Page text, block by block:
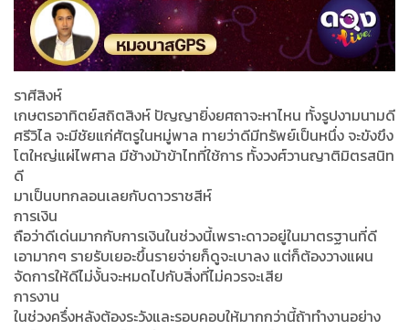
ราศีสิงห์
เกษตรอาทิตย์สถิตสิงห์ ปัญญายิ่งยศถาจะหาไหน ทั้งรูปงามนามดี
ศรีวิไล จะมีชัยแก่ศัตรูในหมู่พาล ทายว่าดีมีทรัพย์เป็นหนึ่ง จะขังขึง
โตใหญ่แผ่ไพศาล มีช้างม้าข้าไทที่ใช้การ ทั้งวงศ์วานญาติมิตรสนิท
ดี
มาเป็นบทกลอนเลยกับดาวราชสีห์
การเงิน
ถือว่าดีเด่นมากกับการเงินในช่วงนี้เพราะดาวอยู่ในมาตรฐานที่ดี
เอามากๆ รายรับเยอะขึ้นรายจ่ายก็ดูจะเบาลง แต่ก็ต้องวางแผน
จัดการให้ดีไม่งั้นจะหมดไปกับสิ่งที่ไม่ควรจะเสีย
การงาน
ในช่วงครึ่งหลังต้องระวังและรอบคอบให้มากกว่านี้ถ้าทำงานอย่าง